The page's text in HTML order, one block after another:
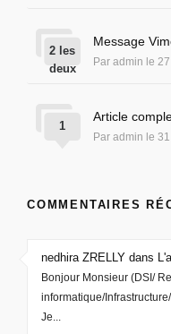
Message
Par admin le
2 les
deux
Article
Par admin le
1
COMMENTAIRES
nedhira ZRELLY dans
Bonjour Monsieur (DSI/
informatique/
Je...